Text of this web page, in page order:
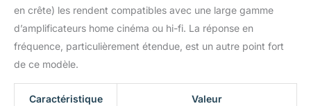
en crête) les rendent compatibles avec une large gamme
d’amplificateurs home cinéma ou hi-fi. La réponse en
fréquence, particulièrement étendue, est un autre point fort
de ce modèle.
Caractéristique Valeur